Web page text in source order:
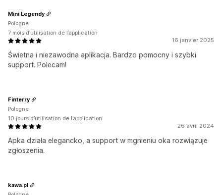
16 janvier 2025
Świetna i niezawodna aplikacja. Bardzo pomocny i szybki
support. Polecam!
Mini Legendy
Pologne
7 mois d’utilisation de l’application
26 avril 2024
Apka działa elegancko, a support w mgnieniu oka rozwiązuje
zgłoszenia.
Finterry
Pologne
10 jours d’utilisation de l’application
kawa.pl